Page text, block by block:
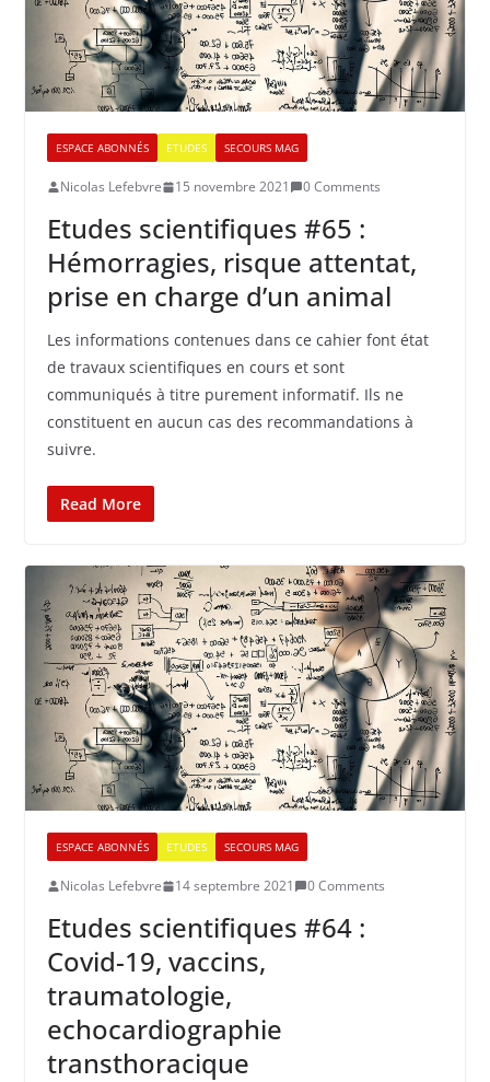
ESPACE ABONNÉS ETUDES SECOURS MAG
Nicolas Lefebvre 15 novembre 2021 0 Comments
Etudes scientifiques #65 :
Hémorragies, risque attentat,
prise en charge d’un animal
Les informations contenues dans ce cahier font état
de travaux scientifiques en cours et sont
communiqués à titre purement informatif. Ils ne
constituent en aucun cas des recommandations à
suivre.
Read More
ESPACE ABONNÉS ETUDES SECOURS MAG
Nicolas Lefebvre 14 septembre 2021 0 Comments
Etudes scientifiques #64 :
Covid-19, vaccins,
traumatologie,
echocardiographie
transthoracique